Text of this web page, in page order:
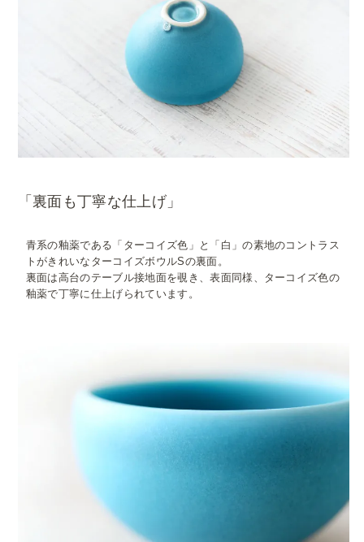
「裏面も丁寧な仕上げ」
青系の釉薬である「ターコイズ色」と「白」の素地のコントラス
トがきれいなターコイズボウルSの裏面。
裏面は高台のテーブル接地面を覗き、表面同様、ターコイズ色の
釉薬で丁寧に仕上げられています。